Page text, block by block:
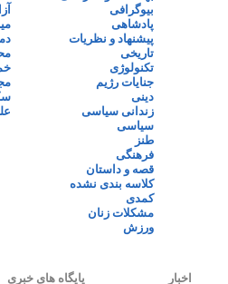
بیوگرافی
پادشاهی
پیشنهاد و نظریات
تاریخی
تکنولوژی
جنایات رژیم
دینی
زندانی سیاسی
سیاسی
طنز
فرهنگی
قصه و داستان
کلاسه بندی نشده
کمدی
مشکلات زنان
ورزش
اخبار پایگاه های خبری